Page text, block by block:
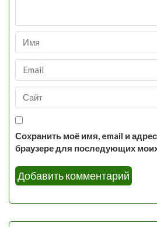
Сохранить моё имя, email и
браузере для последующих